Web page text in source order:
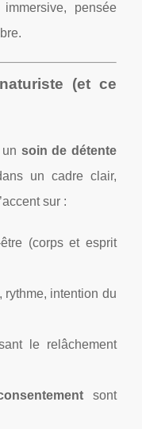
pensée
(et ce
soin de détente
un cadre clair,
sur :
(corps et esprit
rythme, intention du
le relâchement
sont